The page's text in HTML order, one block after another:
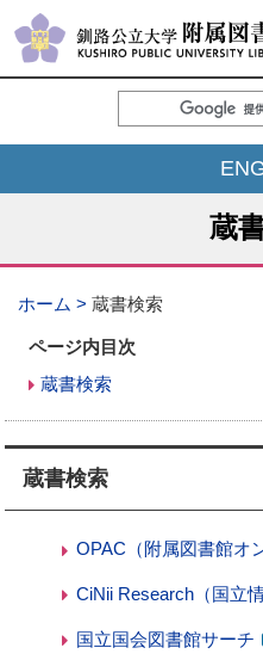
蔵
ホーム 蔵書検索
ページ内目次
蔵書検索
蔵書検索
OPAC（附属図書館オ
CiNii Research（国立
国立国会図書館サーチ